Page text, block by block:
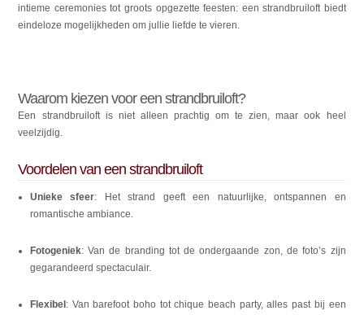
intieme ceremonies tot groots opgezette feesten: een strandbruiloft biedt
eindeloze mogelijkheden om jullie liefde te vieren.
Waarom kiezen voor een strandbruiloft?
Een strandbruiloft is niet alleen prachtig om te zien, maar ook heel
veelzijdig.
Voordelen van een strandbruiloft
Unieke sfeer: Het strand geeft een natuurlijke, ontspannen en
romantische ambiance.
Fotogeniek: Van de branding tot de ondergaande zon, de foto’s zijn
gegarandeerd spectaculair.
Flexibel : Van barefoot boho tot chique beach party, alles past bij een